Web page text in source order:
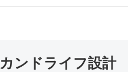
ンドライフ設計